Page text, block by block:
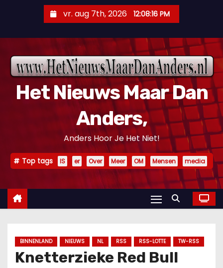
n
vr. aug 7th, 2026 12:08:18 PM
Het Nieuws Maar Dan
Anders,
Anders Hoor Je Het Niet!
Top tags IS er Over Meer OM Mensen media
BINNENLAND NIEUWS NL RSS RSS-LOTTE TW-RSS
Knetterzieke Red Bull